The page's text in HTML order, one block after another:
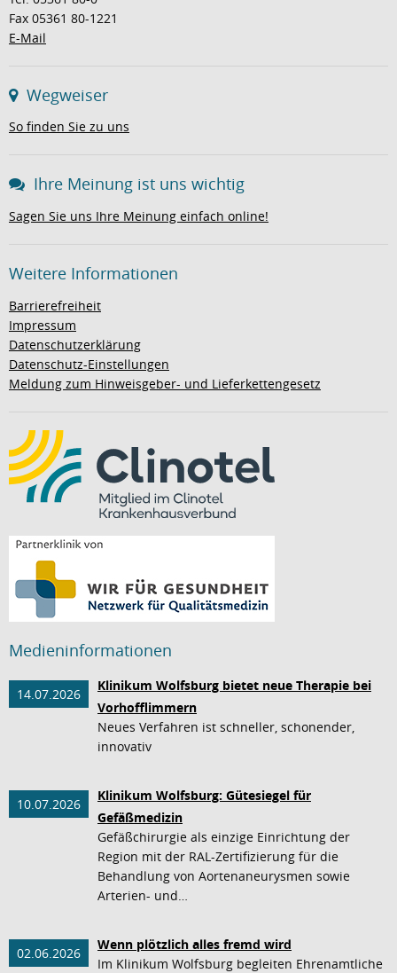
Fax 05361 80-1221
E-Mail
Wegweiser
So finden Sie zu uns
Ihre Meinung ist uns wichtig
Sagen Sie uns Ihre Meinung einfach online!
Weitere Informationen
Barrierefreiheit
Impressum
Datenschutzerklärung
Datenschutz-Einstellungen
Meldung zum Hinweisgeber- und Lieferkettengesetz
Medieninformationen
14.07.2026
Klinikum Wolfsburg bietet neue Therapie bei
Vorhofflimmern
Neues Verfahren ist schneller, schonender,
innovativ
10.07.2026
Klinikum Wolfsburg: Gütesiegel für
Gefäßmedizin
Gefäßchirurgie als einzige Einrichtung der
Region mit der RAL-Zertifizierung für die
Behandlung von Aortenaneurysmen sowie
Arterien- und…
02.06.2026
Wenn plötzlich alles fremd wird
Im Klinikum Wolfsburg begleiten Ehrenamtliche